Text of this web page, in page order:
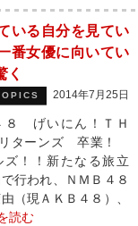
いる自分を見てい
番女優に向いてい
く
2014年7月25日
げいにん！ＴＨ
ターンズ 卒業！
！！新たなる旅立
行われ、ＮＭＢ４８
（現ＡＫＢ４８）、
読む